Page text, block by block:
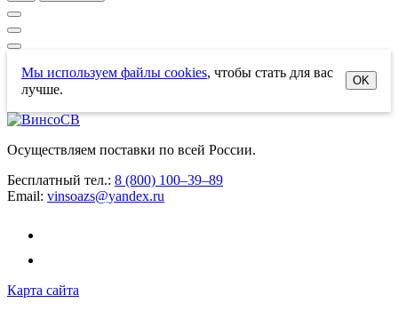
Мы используем файлы cookies, чтобы стать для вас
лучше.
OK
Осуществляем поставки по всей России.
Бесплатный тел.: 8 (800) 100–39–89
Email: vinsoazs@yandex.ru
Карта сайта